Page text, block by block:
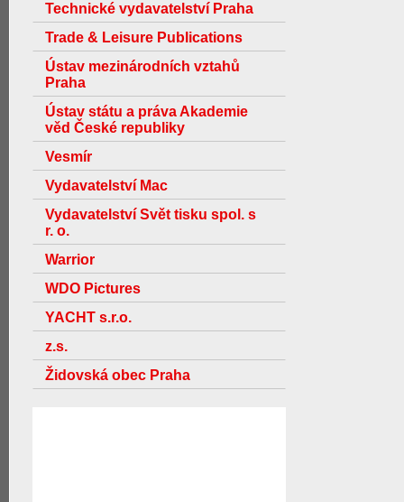
Technické vydavatelství Praha
Trade & Leisure Publications
Ústav mezinárodních vztahů
Praha
Ústav státu a práva Akademie
věd České republiky
Vesmír
Vydavatelství Mac
Vydavatelství Svět tisku spol. s
r. o.
Warrior
WDO Pictures
YACHT s.r.o.
z.s.
Židovská obec Praha